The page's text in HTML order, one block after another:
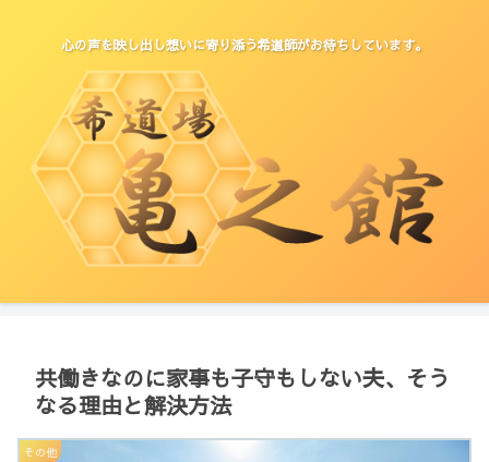
心の声を映し出し想いに寄り添う希道師がお待ちしています。
共働きなのに家事も子守もしない夫、そう
なる理由と解決方法
その他